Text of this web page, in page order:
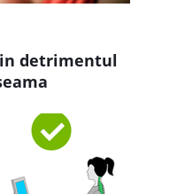
detrimentul